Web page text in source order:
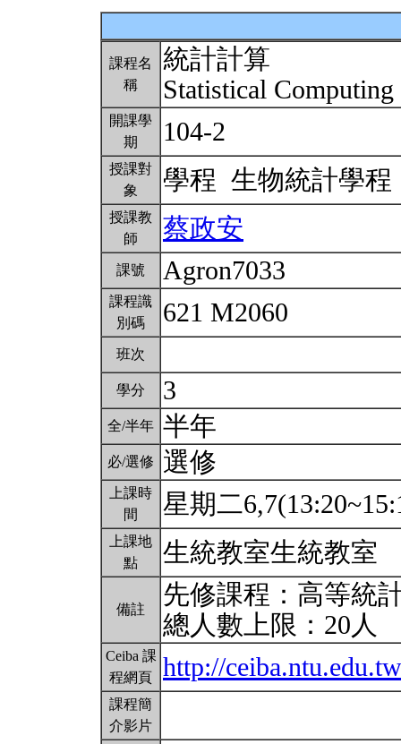
課程名
稱
統計計算
Statistical Computing
開課學
期
104-2
授課對
象
學程 生物統計學
授課教
師
蔡政安
課號 Agron7033
課程識
別碼
621 M2060
班次
學分 3
全/半年 半年
必/選修 選修
上課時
間
星期二
上課地
點
生統教室生統教室
備註
先修課程：高等統
總人數上限：20人
Ceiba 課
程網頁
http://
課程簡
介影片